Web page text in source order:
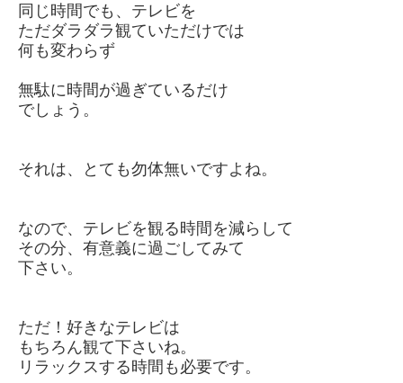
同じ時間でも、テレビを
ただダラダラ観ていただけでは
何も変わらず
無駄に時間が過ぎているだけ
でしょう。
それは、とても勿体無いですよね。
なので、テレビを観る時間を減らして
その分、有意義に過ごしてみて
下さい。
ただ！好きなテレビは
もちろん観て下さいね。
リラックスする時間も必要です。